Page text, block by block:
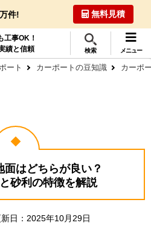
万件! 無料見積
工事OK！
績と信頼
検索 メニュー
ート カーポートの豆知識 カーポ
面はどちらが良い？
砂利の特徴を解説
日： 2025年10月29日